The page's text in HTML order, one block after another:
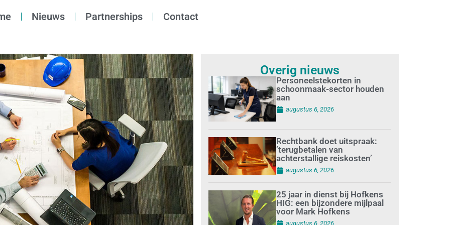
Nieuws Partnerships Contact
Overig nieuws
Personeelstekorten in
schoonmaak-sector houden
aan
augustus 6, 2026
Rechtbank doet uitspraak:
’terugbetalen van
achterstallige reiskosten’
augustus 6, 2026
25 jaar in dienst bij Hofkens
HIG: een bijzondere mijlpaal
voor Mark Hofkens
augustus 6, 2026